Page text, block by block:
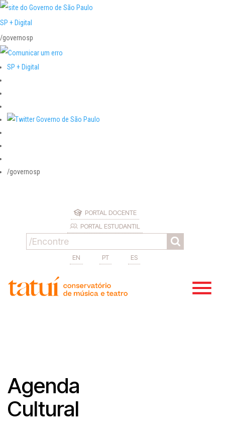
SP + Digital
/governosp
SP + Digital
/governosp
PORTAL DOCENTE
PORTAL ESTUDANTIL
EN PT ES
Agenda
Cultural